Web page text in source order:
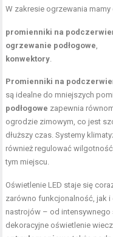
W zakresie ogrzewania mamy
promienniki na
ogrzewanie podłogowe,
konwektory.
Promienniki na
są idealne do mniejszych
podłogowe zapewnia
ogrodzie zimowym, co jest
dłuższy czas. Systemy
również regulować
tym miejscu.
Oświetlenie LED staje się
zarówno funkcjonalność, jak
nastrojów – od intensywnego
dekoracyjne oświetlenie